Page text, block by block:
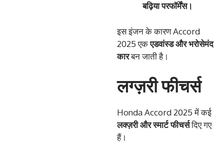
बढ़ियापरफॉर्मेंस।
इस इंजन के कारण Accord
2025 एकएडवांस्डऔरभरोसेमंद
कारबन जाती है।
लग्ज़री फीचर्स
Honda Accord 2025 में कई
लक्ज़रीऔरस्मार्टफीचर्सदिए गए
हैं।